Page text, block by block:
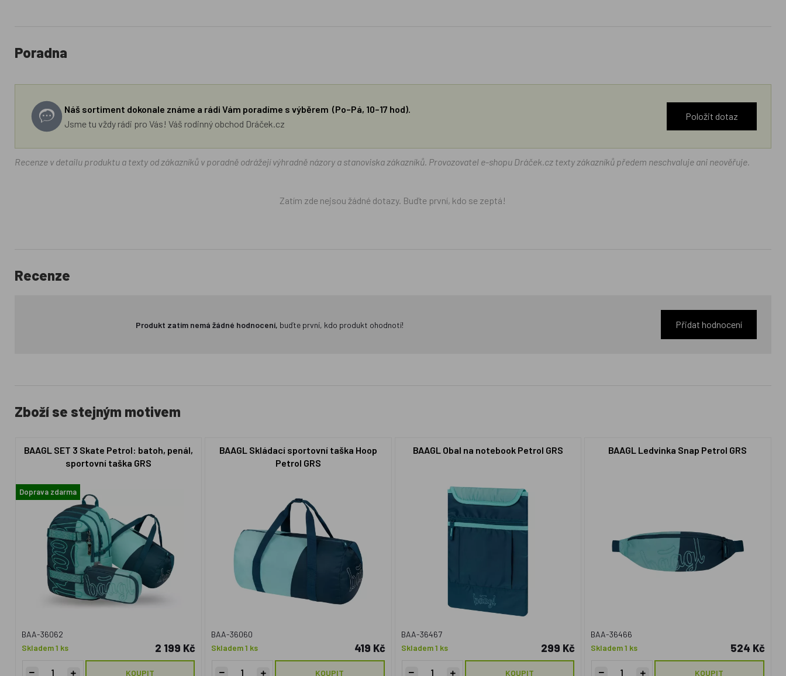
Poradna
Náš sortiment dokonale známe a rádi Vám poradíme s výběrem (Po–Pá, 10–17 hod).
Jsme tu vždy rádi pro Vás! Váš rodinný obchod Dráček.cz
Položit dotaz
Recenze v detailu produktu a texty od zákazníků v poradně odrážejí výhradně názory a stanoviska zákazníků. Provozovatel e-shopu Dráček.cz texty zákazníků předem neschvaluje ani neověřuje.
Zatím zde nejsou žádné dotazy. Buďte první, kdo se zeptá!
Recenze
Produkt zatím nemá žádné hodnocení, buďte první, kdo produkt ohodnotí! Přidat hodnocení
Zboží se stejným motivem
BAAGL SET 3 Skate Petrol: batoh, penál,
sportovní taška GRS
Doprava zdarma
BAA-36062
Skladem 1 ks
2 199 Kč
KOUPIT
BAAGL Skládací sportovní taška Hoop
Petrol GRS
BAA-36060
Skladem 1 ks
419 Kč
KOUPIT
BAAGL Obal na notebook Petrol GRS
BAA-36467
Skladem 1 ks
299 Kč
KOUPIT
BAAGL Ledvinka Snap Petrol GRS
BAA-36466
Skladem 1 ks
524 Kč
KOUPIT